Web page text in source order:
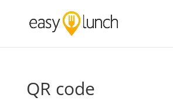
QR code